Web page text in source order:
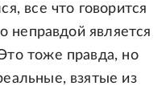
все что говорится
неправдой является
тоже правда, но
взятые из